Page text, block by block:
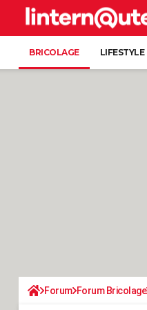
BRICOLAGE LIFESTYLE
Forum Forum Bricolage